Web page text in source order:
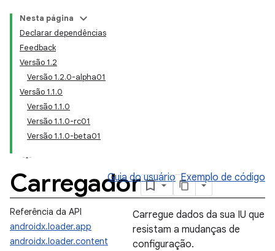
Nesta página
Declarar dependências
Feedback
Versão 1.2
Versão 1.2.0-alpha01
Versão 1.1.0
Versão 1.1.0
Versão 1.1.0-rc01
Versão 1.1.0-beta01
CarregadorGuia do usuário Exemplo de código
Referência da API
androidx.loader.app
androidx.loader.content
Carregue dados da sua IU que
resistam a mudanças de
configuração.